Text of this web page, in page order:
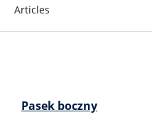
Articles
Pasek boczny